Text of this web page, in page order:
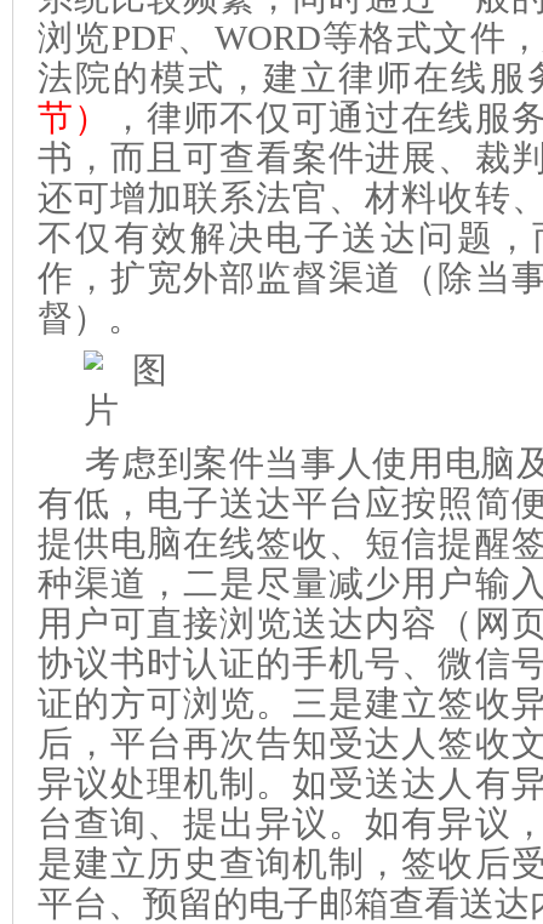
浏览PDF、WORD等格式文件
法院的模式，建立律师在线服
节）
，律师不仅可通过在线服
书，而且可查看案件进展、裁
还可增加联系法官、材料收转
不仅有效解决电子送达问题
作，扩宽外部监督渠道（除当
督）。
考虑到案件当事人使用电脑
有低，电子送达平台应按照简
提供电脑在线签收、短信提醒
种渠道，二是尽量减少用户输
用户可直接浏览送达内容（网
协议书时认证的手机号、微信
证的方可浏览。三是建立签收
后，平台再次告知受达人签收
异议处理机制。如受送达人有
台查询、提出异议。如有异议
是建立历史查询机制，签收后
平台、预留的电子邮箱查看送